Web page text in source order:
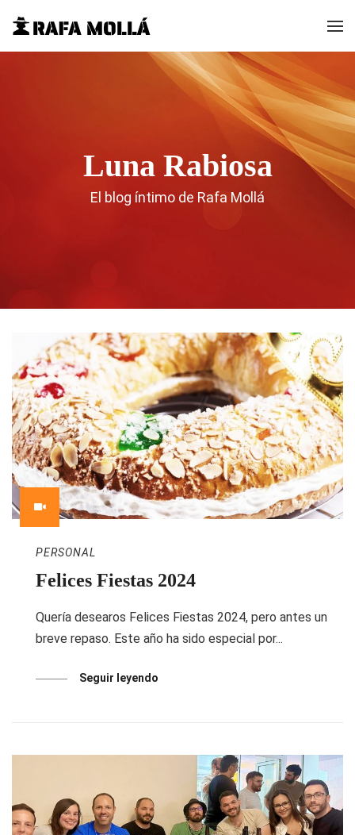
Luna Rabiosa
El blog íntimo de Rafa Mollá
PERSONAL
Felices Fiestas 2024
Quería desearos Felices Fiestas 2024, pero antes un
breve repaso. Este año ha sido especial por...
Seguir leyendo